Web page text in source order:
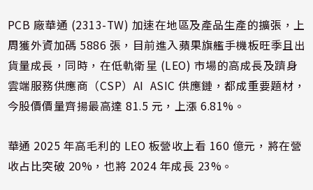
PCB 廠華通 (2313-TW) 加速在地區及產品生產的擴張，上
周獲外資加碼 5886 張，目前進入蘋果旗艦手機板旺季且出
貨量成長，同時，在低軌衛星 (LEO) 市場的高成長及躋身
雲端服務供應商（CSP）AI ASIC 供應鏈，都成重要題材，
今股價價量齊揚最高達 81.5 元，上漲 6.81%。
華通 2025 年高毛利的 LEO 板營收上看 160 億元，將在營
收占比突破 20%，也將 2024 年成長 23%。